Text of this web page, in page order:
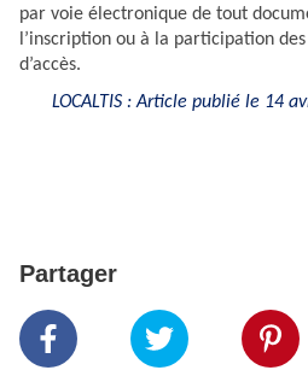
par voie électronique de tout
l’inscription ou à la participation
d’accès.
LOCALTIS : Article publié le 14
Partager